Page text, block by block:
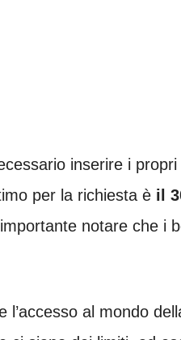
inserire i
per la richiesta è il
notare che i
l’accesso al mondo